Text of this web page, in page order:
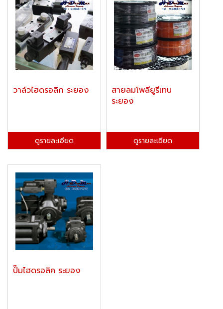
วาล์วไฮดรอลิก ระยอง
ดูรายละเอียด
สายลมโพลียูรีเทน
ระยอง
ดูรายละเอียด
ปั๊มไฮดรอลิค ระยอง